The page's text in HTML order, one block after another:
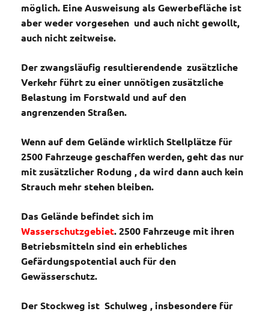
möglich. Eine Ausweisung als Gewerbefläche ist
aber weder vorgesehen und auch nicht gewollt,
auch nicht zeitweise.
Der zwangsläufig resultierendende zusätzliche
Verkehr führt zu einer unnötigen zusätzliche
Belastung im Forstwald und auf den
angrenzenden Straßen.
Wenn auf dem Gelände wirklich Stellplätze für
2500 Fahrzeuge geschaffen werden, geht das nur
mit zusätzlicher Rodung , da wird dann auch kein
Strauch mehr stehen bleiben.
Das Gelände befindet sich im
Wasserschutzgebiet. 2500 Fahrzeuge mit ihren
Betriebsmitteln sind ein erhebliches
Gefärdungspotential auch für den
Gewässerschutz.
Der Stockweg ist Schulweg , insbesondere für